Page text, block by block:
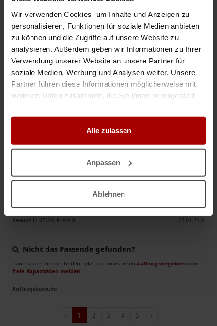
Wir verwenden Cookies, um Inhalte und Anzeigen zu
personalisieren, Funktionen für soziale Medien anbieten
zu können und die Zugriffe auf unsere Website zu
analysieren. Außerdem geben wir Informationen zu Ihrer
Verwendung unserer Website an unsere Partner für
soziale Medien, Werbung und Analysen weiter. Unsere
Partner führen diese Informationen möglicherweise mit
weiteren Daten zusammen, die Sie ihnen bereitgestellt
gesammelt haben.
Alle zulassen
Anpassen
Ablehnen
B2B Telefonist sucht Aufträge
Sehr geehrte Damen und Herren Ich bin Marcel 43J und mit der Fima
Amilou Marketing . Ich bin Telefonist, im Freelancer Bereich, ob
Termierungen oder Altkunden Bearbeitung, Neukunden Gewinnung alle ..
Gesuch in 47829, Krefeld
Elektromeister
Umbauinstallationen, Photovoltaikanlagen, Ladestationen etc. Ich arbeite
selbstständig. Ich suche einen qualifizierten Ele ..
Gesuchin 47798, Krefeld 02.02.2026
FREELANCER FREIE KAPAZITÄT
Terminierung / Leeds Generierung/ Kooperation Anfragen B2B / Verkauf
Gesuch in 47829, Krefeld 27.01.2026
Nicht das Passende gefunden?
Dann lassen Sie sich finden: Jetzt kostenlos einen Auftrag vergeben oder
freie Kapazitäten melden.
Auftragsbank.de
‹ 1 2 3 4 5 ›